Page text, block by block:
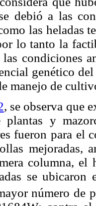
debió a las
las heladas
lo tanto la
condiciones
genético
manejo de
, se observa que
plantas y
fueron para el
mejoradas,
columna, el
se
número de